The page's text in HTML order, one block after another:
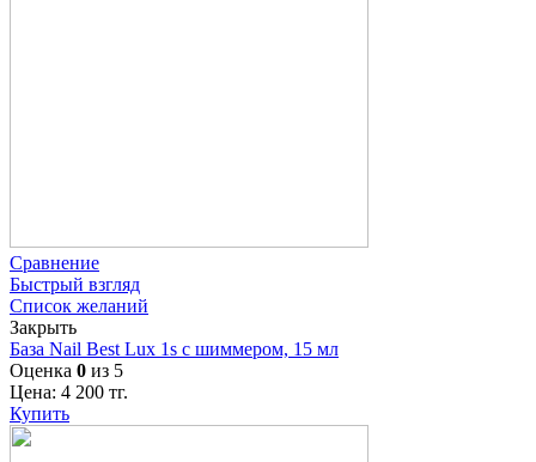
Сравнение
Быстрый взгляд
Список желаний
Закрыть
База Nail Best Lux 1s с шиммером, 15 мл
Оценка 0 из 5
Цена: 4 200 тг.
Купить